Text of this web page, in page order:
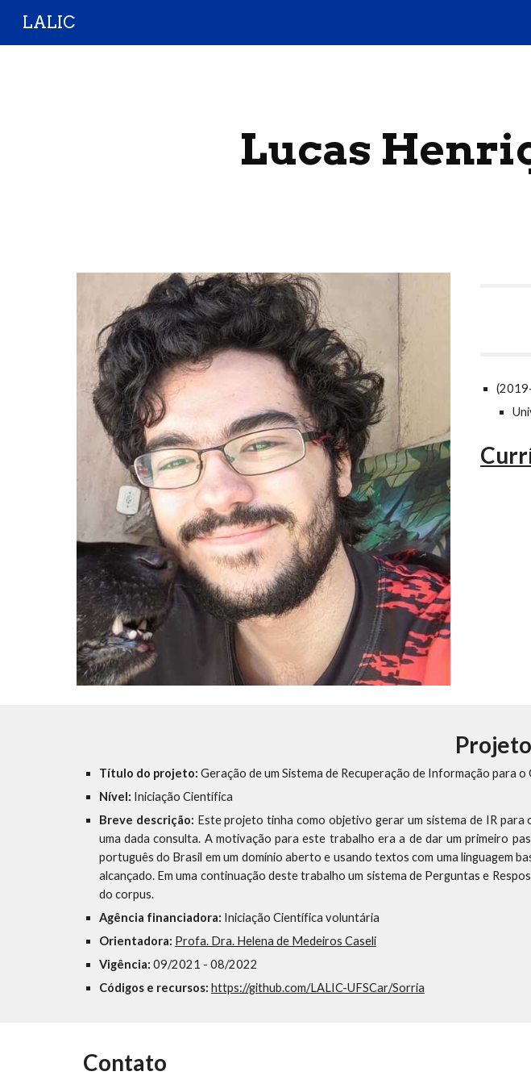
LALIC
Lucas
Título do projeto: Geração de um Sistema de Recuperação de Informação para o
Nível: Iniciação Científica
Breve descrição: Este projeto tinha como objetivo gerar um sistema de IR
uma dada consulta. A motivação para este trabalho era a de dar um primeiro
português do Brasil em um domínio aberto e usando textos com uma linguagem
alcançado. Em uma continuação deste trabalho um sistema de Perguntas e
do corpus.
Agência financiadora: Iniciação Científica voluntária
Orientadora: Profa. Dra. Helena de Medeiros Caseli
Vigência: 09/2021 - 08/2022
Códigos e recursos: https://github.com/LALIC-UFSCar/Sorria
Contato